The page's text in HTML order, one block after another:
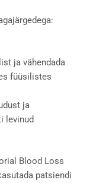
ja vähendada
füüsilistes
ja
levinud
Blood Loss
patsiendi